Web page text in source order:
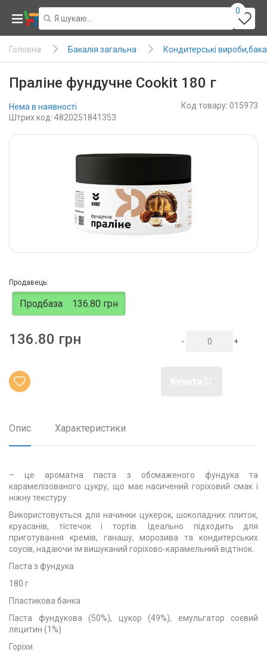
0
Головна Бакалія загальна Кондитерські
Праліне фундучне Cookit 180 г
Нема в наявності
Код товару: 015973
Штрих код: 4820251841353
Продавець:
Продбаза 136.80 грн
136.80 грн - +
Опис Характеристики
– це ароматна паста з обсмаженого фундука та
карамелізованого цукру, що має насичений горіховий смак і
ніжну текстуру.
Використовується для начинки цукерок, шоколадних плиток,
круасанів, тістечок і тортів. Ідеально підходить для
приготування кремів, ганашу, морозива та кондитерських
соусів, надаючи їм вишуканий горіхово-карамельний відтінок.
Паста з фундука
180 г
Пластикова банка
Паста фундукова (50%), цукор (49%), емульгатор соєвий
лецитин (1%)
Горіхи